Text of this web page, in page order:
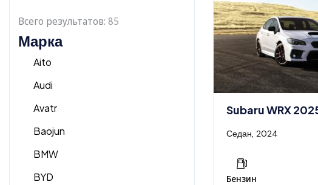
Всего результатов: 85
Марка
Aito
Audi
Avatr
Baojun
BMW
BYD
Subaru WRX
Седан, 2024
Бензин